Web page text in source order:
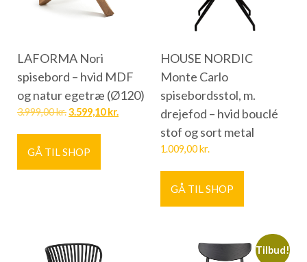
LAFORMA Nori
spisebord – hvid MDF
og natur egetræ (Ø120)
3.999,00kr.3.599,10kr.
GÅ TIL SHOP
HOUSE NORDIC
Monte Carlo
spisebordsstol, m.
drejefod – hvid bouclé
stof og sort metal
1.009,00kr.
GÅ TIL SHOP
Tilbud!